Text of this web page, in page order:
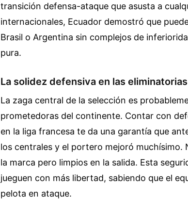
transición defensa-ataque que asusta a
internacionales, Ecuador demostró que
Brasil o Argentina sin complejos de
pura.
La solidez defensiva en las eliminatorias
La zaga central de la selección es
prometedoras del continente. Contar con
en la liga francesa te da una garantía que
los centrales y el portero mejoró muchísimo.
la marca pero limpios en la salida. Esta
jueguen con más libertad, sabiendo que el
pelota en ataque.